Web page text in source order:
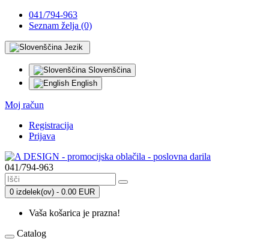
041/794-963
Seznam želja (0)
Jezik
Slovenščina
English
Moj račun
Registracija
Prijava
041/794-963
0 izdelek(ov) - 0.00 EUR
Vaša košarica je prazna!
Catalog